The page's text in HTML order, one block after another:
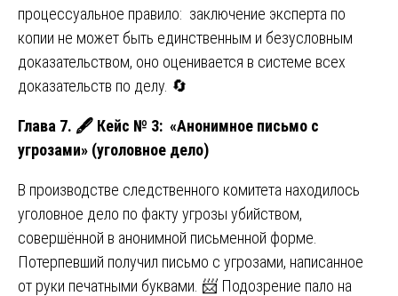
процессуальное правило: заключение эксперта по
копии не может быть единственным и безусловным
доказательством, оно оценивается в системе всех
доказательств по делу. 🔄
Глава 7. 🖋 ️ Кейс № 3: «Анонимное письмо с
угрозами» (уголовное дело)
В производстве следственного комитета находилось
уголовное дело по факту угрозы убийством,
совершённой в анонимной письменной форме.
Потерпевший получил письмо с угрозами, написанное
от руки печатными буквами. 📨 Подозрение пало на